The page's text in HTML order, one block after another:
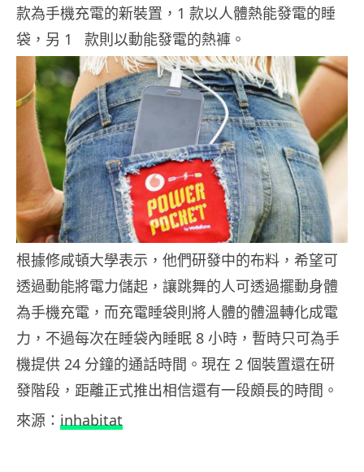
款為手機充電的新裝置，1 款以人體熱能發電的睡
袋，另 1 款則以動能發電的熱褲。
根據修咸頓大學表示，他們研發中的布料，希望可
透過動能將電力儲起，讓跳舞的人可透過擺動身體
為手機充電，而充電睡袋則將人體的體溫轉化成電
力，不過每次在睡袋內睡眠 8 小時，暫時只可為手
機提供 24 分鐘的通話時間。現在 2 個裝置還在研
發階段，距離正式推出相信還有一段頗長的時間。
來源： inhabitat